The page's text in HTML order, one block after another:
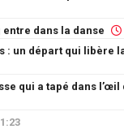
entre dans la danse